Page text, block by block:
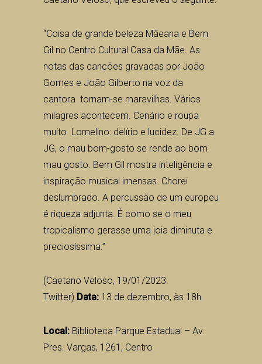
“Coisa de grande beleza Mãeana e Bem
Gil no Centro Cultural Casa da Mãe. As
notas das canções gravadas por João
Gomes e João Gilberto na voz da
cantora tornam-se maravilhas. Vários
milagres acontecem. Cenário e roupa
muito Lomelino: delírio e lucidez. De JG a
JG, o mau bom-gosto se rende ao bom
mau gosto. Bem Gil mostra inteligência e
inspiração musical imensas. Chorei
deslumbrado. A percussão de um europeu
é riqueza adjunta. É como se o meu
tropicalismo gerasse uma joia diminuta e
preciosíssima.”
(Caetano Veloso, 19/01/2023.
Twitter) Data: 13 de dezembro, às 18h
Local: Biblioteca Parque Estadual – Av.
Pres. Vargas, 1261, Centro